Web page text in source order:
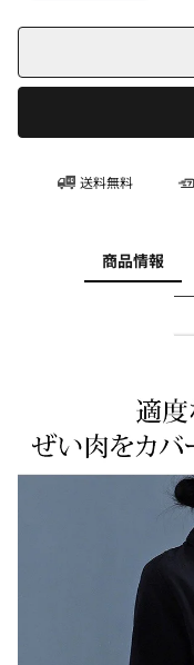
送料無料
商品情報